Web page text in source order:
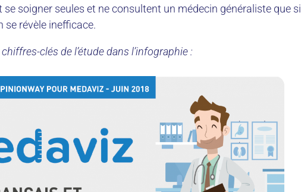
se soigner seules et ne consultent un médecin généraliste que si
révèle inefficace.
clés de l’étude dans l’infographie :